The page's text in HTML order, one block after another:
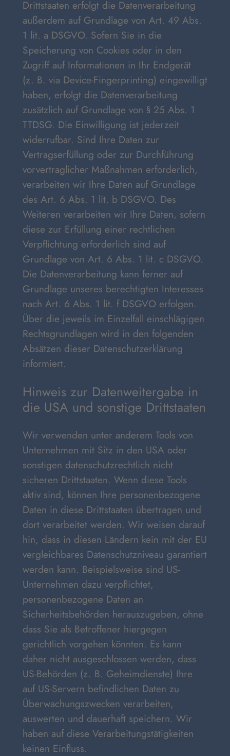
Drittstaaten erfolgt die Datenverarbeitung
außerdem auf Grundlage von Art. 49 Abs.
1 lit. a DSGVO. Sofern Sie in die
Speicherung von Cookies oder in den
Zugriff auf Informationen in Ihr Endgerät
(z. B. via Device-Fingerprinting) eingewilligt
haben, erfolgt die Datenverarbeitung
zusätzlich auf Grundlage von § 25 Abs. 1
TTDSG. Die Einwilligung ist jederzeit
widerrufbar. Sind Ihre Daten zur
Vertragserfüllung oder zur Durchführung
vorvertraglicher Maßnahmen erforderlich,
verarbeiten wir Ihre Daten auf Grundlage
des Art. 6 Abs. 1 lit. b DSGVO. Des
Weiteren verarbeiten wir Ihre Daten, sofern
diese zur Erfüllung einer rechtlichen
Verpflichtung erforderlich sind auf
Grundlage von Art. 6 Abs. 1 lit. c DSGVO.
Die Datenverarbeitung kann ferner auf
Grundlage unseres berechtigten Interesses
nach Art. 6 Abs. 1 lit. f DSGVO erfolgen.
Über die jeweils im Einzelfall einschlägigen
Rechtsgrundlagen wird in den folgenden
Absätzen dieser Datenschutzerklärung
informiert.
Hinweis zur Datenweitergabe in
die USA und sonstige Drittstaaten
Wir verwenden unter anderem Tools von
Unternehmen mit Sitz in den USA oder
sonstigen datenschutzrechtlich nicht
sicheren Drittstaaten. Wenn diese Tools
aktiv sind, können Ihre personenbezogene
Daten in diese Drittstaaten übertragen und
dort verarbeitet werden. Wir weisen darauf
hin, dass in diesen Ländern kein mit der EU
vergleichbares Datenschutzniveau garantiert
werden kann. Beispielsweise sind US-
Unternehmen dazu verpflichtet,
personenbezogene Daten an
Sicherheitsbehörden herauszugeben, ohne
dass Sie als Betroffener hiergegen
gerichtlich vorgehen könnten. Es kann
daher nicht ausgeschlossen werden, dass
US-Behörden (z. B. Geheimdienste) Ihre
auf US-Servern befindlichen Daten zu
Überwachungszwecken verarbeiten,
auswerten und dauerhaft speichern. Wir
haben auf diese Verarbeitungstätigkeiten
keinen Einfluss.